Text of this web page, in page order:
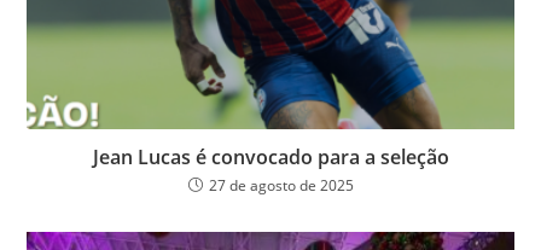
Jean Lucas é convocado para a seleção
27 de agosto de 2025